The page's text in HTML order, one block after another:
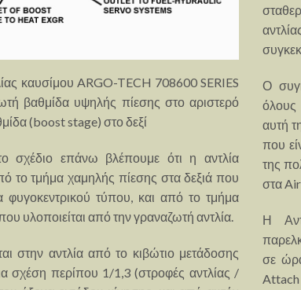
καυσίμου ARGO-TECH 708600 SERIES
βαθμίδα υψηλής πίεσης στο αριστερό
(boost stage) στο δεξί
σχέδιο επάνω βλέπουμε ότι η αντλία
το τμήμα χαμηλής πίεσης στα δεξιά που
φυγοκεντρικού τύπου, και από το τμήμα
υλοποιείται από την γραναζωτή αντλία.
στην αντλία από το κιβώτιο μετάδοσης
σχέση περίπου 1/1,3 (στροφές αντλίας /
Ο
όλους
αυτή
που
της
στα
Η
σε